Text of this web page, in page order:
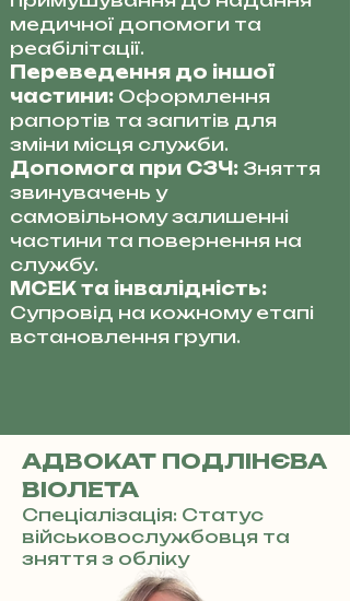
медичної допомоги та
реабілітації.
Переведення до іншої
частини: Оформлення
рапортів та запитів для
зміни місця служби.
Допомога при СЗЧ: Зняття
звинувачень у
самовільному залишенні
частини та повернення на
службу.
МСЕК та інвалідність:
Супровід на кожному етапі
встановлення групи.
АДВОКАТ ПОДЛІНЄВА
ВІОЛЕТА
Спеціалізація: Статус
військовослужбовця та
зняття з обліку